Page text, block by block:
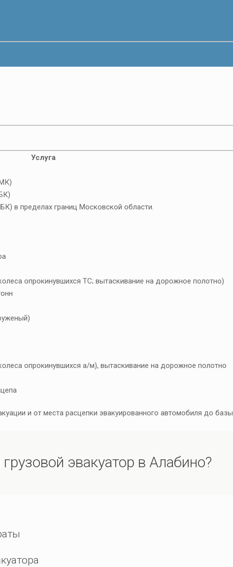
Услуга
в пределах границ Московской области.
опрокинувшихся ТС; вытаскивание на дорожное полотно)
опрокинувшихся а/м), вытаскивание на дорожное полотно
и от места расцепки эвакуированного автомобиля до базы
эвакуатор в Алабино?